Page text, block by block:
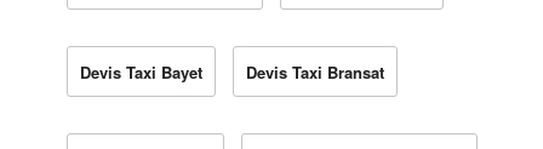
Devis Taxi Bayet Devis Taxi Bransat